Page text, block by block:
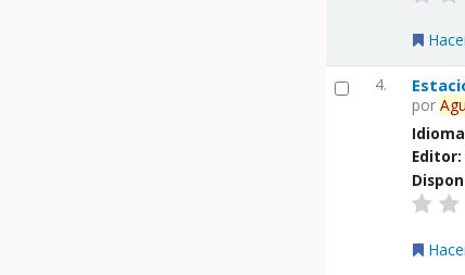
4.
por